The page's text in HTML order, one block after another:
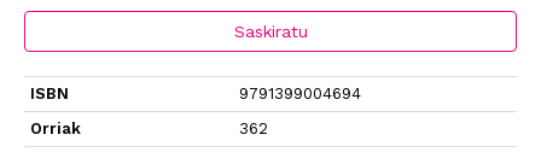
Saskiratu
ISBN
9791399004694
Orriak
362